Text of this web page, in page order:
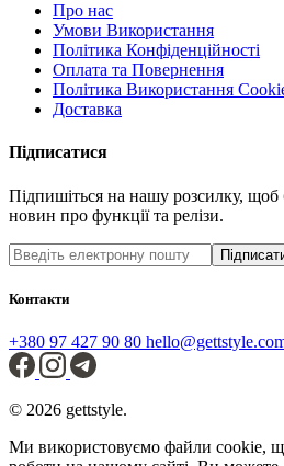
Про нас
Умови Використання
Політика Конфіденційності
Оплата та Повернення
Політика Використання
Доставка
Підписатися
Підпишіться на нашу розсилку, щоб
новин про функції та релізи.
Контакти
+380 97 427 90 80
© 2026 gettstyle.
Ми використовуємо файли cookie,